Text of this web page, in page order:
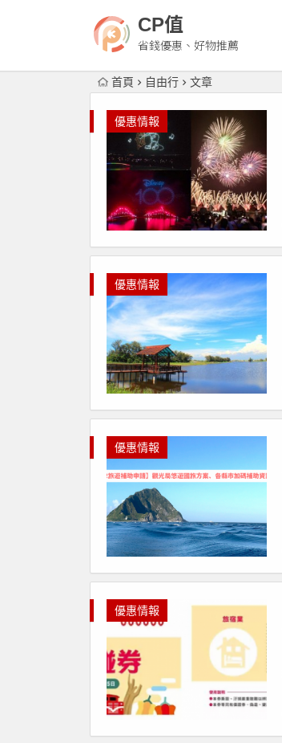
CP值
省錢優惠、好物推薦
首頁 自由行 文章
優惠情報
優惠情報
優惠情報
優惠情報